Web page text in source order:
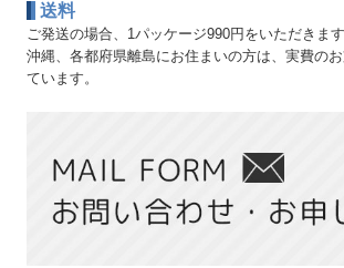
送料
ご発送の場合、1パッケージ990円をいただきま
沖縄、各都府県離島にお住まいの方は、実費の
ています。